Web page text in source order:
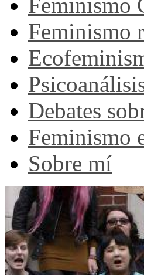
Feminismo
Debates
Feminismo
Sobre mí